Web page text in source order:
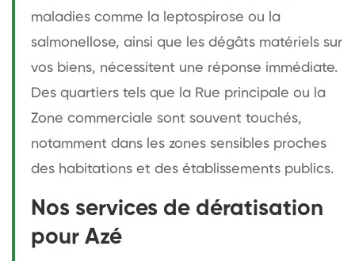
maladies comme la leptospirose ou la
salmonellose, ainsi que les dégâts matériels sur
vos biens, nécessitent une réponse immédiate.
Des quartiers tels que la Rue principale ou la
Zone commerciale sont souvent touchés,
notamment dans les zones sensibles proches
des habitations et des établissements publics.
Nos services de dératisation
pour Azé